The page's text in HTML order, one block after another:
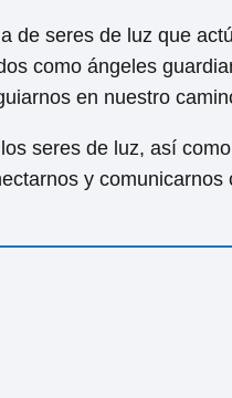
de seres de luz que
como ángeles
en nuestro
seres de luz, así
y